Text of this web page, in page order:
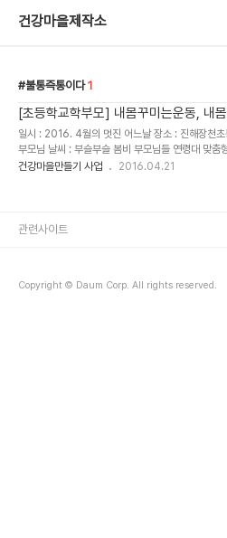
건강마을제작소
불통즉통이다 1
[초등학교학부모] 내몸꾸미는운동, 내
일시 : 2016. 4월의 멋진 어느날 장소 : 진해장천초
부모님 날씨 : 부슬부슬 봄비 부모님들 연령대 맞춤
으나 학교에서 아이들의 건강관리를 위한 부모님의
건강마을만들기 사업 2016.04.21
Copyright © Daum Corp. All rights reserved.
관련사이트